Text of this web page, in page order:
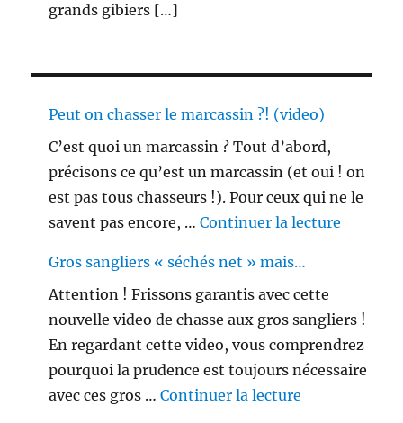
grands gibiers […]
Peut on chasser le marcassin ?! (video)
C’est quoi un marcassin ? Tout d’abord,
précisons ce qu’est un marcassin (et oui ! on
est pas tous chasseurs !). Pour ceux qui ne le
savent pas encore, …Continuer la lecture
Gros sangliers « séchés net » mais…
Attention ! Frissons garantis avec cette
nouvelle video de chasse aux gros sangliers !
En regardant cette video, vous comprendrez
pourquoi la prudence est toujours nécessaire
avec ces gros …Continuer la lecture